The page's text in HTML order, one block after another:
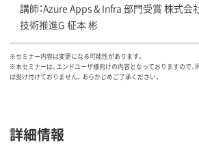
講師：Azure Apps & Infra 部門受賞 株式会
技術推進G 柾本 彬
※セミナー内容は変更になる可能性があります。
※本セミナーは、エンドユーザ様向けの内容となっておりますので
は受け付けておりません。あらかじめご了承ください。
詳細情報